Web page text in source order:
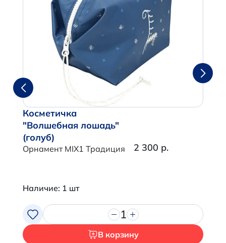
Перейти в корзину
Косметичка
"Волшебная лошадь"
(голуб)
Орнамент MIX1 Традиция 2 300 р.
Наличие: 1 шт
1
В корзину